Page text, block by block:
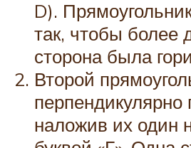
D).
так, чтобы более
сторона была
Второй
перпендикулярно
наложив их один